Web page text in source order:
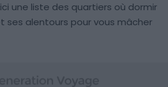
une liste des quartiers où dormir
ses alentours pour vous mâcher